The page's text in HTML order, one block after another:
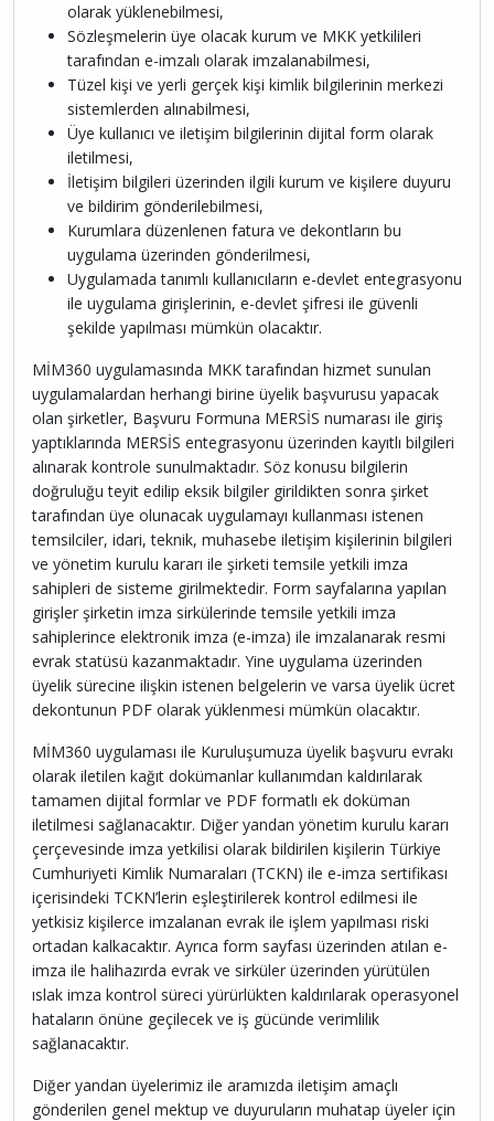
olarak yüklenebilmesi,
Sözleşmelerin üye olacak kurum ve MKK yetkilileri
tarafından e-imzalı olarak imzalanabilmesi,
Tüzel kişi ve yerli gerçek kişi kimlik bilgilerinin merkezi
sistemlerden alınabilmesi,
Üye kullanıcı ve iletişim bilgilerinin dijital form olarak
iletilmesi,
İletişim bilgileri üzerinden ilgili kurum ve kişilere duyuru
ve bildirim gönderilebilmesi,
Kurumlara düzenlenen fatura ve dekontların bu
uygulama üzerinden gönderilmesi,
Uygulamada tanımlı kullanıcıların e-devlet entegrasyonu
ile uygulama girişlerinin, e-devlet şifresi ile güvenli
şekilde yapılması mümkün olacaktır.
MİM360 uygulamasında MKK tarafından hizmet sunulan
uygulamalardan herhangi birine üyelik başvurusu yapacak
olan şirketler, Başvuru Formuna MERSİS numarası ile giriş
yaptıklarında MERSİS entegrasyonu üzerinden kayıtlı bilgileri
alınarak kontrole sunulmaktadır. Söz konusu bilgilerin
doğruluğu teyit edilip eksik bilgiler girildikten sonra şirket
tarafından üye olunacak uygulamayı kullanması istenen
temsilciler, idari, teknik, muhasebe iletişim kişilerinin bilgileri
ve yönetim kurulu kararı ile şirketi temsile yetkili imza
sahipleri de sisteme girilmektedir. Form sayfalarına yapılan
girişler şirketin imza sirkülerinde temsile yetkili imza
sahiplerince elektronik imza (e-imza) ile imzalanarak resmi
evrak statüsü kazanmaktadır. Yine uygulama üzerinden
üyelik sürecine ilişkin istenen belgelerin ve varsa üyelik ücret
dekontunun PDF olarak yüklenmesi mümkün olacaktır.
MİM360 uygulaması ile Kuruluşumuza üyelik başvuru evrakı
olarak iletilen kağıt dokümanlar kullanımdan kaldırılarak
tamamen dijital formlar ve PDF formatlı ek doküman
iletilmesi sağlanacaktır. Diğer yandan yönetim kurulu kararı
çerçevesinde imza yetkilisi olarak bildirilen kişilerin Türkiye
Cumhuriyeti Kimlik Numaraları (TCKN) ile e-imza sertifikası
içerisindeki TCKN’lerin eşleştirilerek kontrol edilmesi ile
yetkisiz kişilerce imzalanan evrak ile işlem yapılması riski
ortadan kalkacaktır. Ayrıca form sayfası üzerinden atılan e-
imza ile halihazırda evrak ve sirküler üzerinden yürütülen
ıslak imza kontrol süreci yürürlükten kaldırılarak operasyonel
hataların önüne geçilecek ve iş gücünde verimlilik
sağlanacaktır.
Diğer yandan üyelerimiz ile aramızda iletişim amaçlı
gönderilen genel mektup ve duyuruların muhatap üyeler için